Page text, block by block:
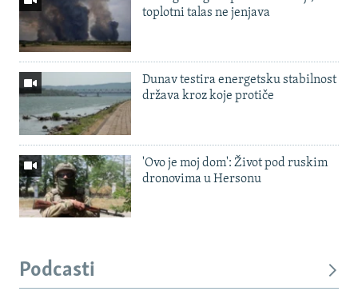
toplotni talas ne jenjava
Dunav testira energetsku stabilnost
država kroz koje protiče
'Ovo je moj dom': Život pod ruskim
dronovima u Hersonu
Podcasti